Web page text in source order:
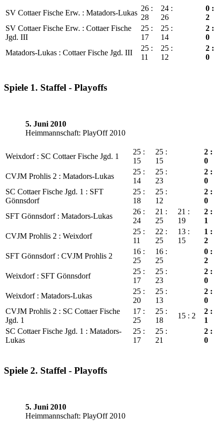
SV Cottaer Fische Erw. : Matadors-Lukas
26 :
28
24 :
26
0 :
2
SV Cottaer Fische Erw. : Cottaer Fische
Jgd. III
25 :
17
25 :
14
2 :
0
Matadors-Lukas : Cottaer Fische Jgd. III
25 :
11
25 :
12
2 :
0
Spiele 1. Staffel - Playoffs
5. Juni 2010
Heimmannschaft: PlayOff 2010
Weixdorf : SC Cottaer Fische Jgd. 1
25 :
15
25 :
15
2 :
0
CVJM Prohlis 2 : Matadors-Lukas
25 :
14
25 :
23
2 :
0
SC Cottaer Fische Jgd. 1 : SFT
Gönnsdorf
25 :
18
25 :
12
2 :
0
SFT Gönnsdorf : Matadors-Lukas
26 :
24
21 :
25
21 :
19
2 :
1
CVJM Prohlis 2 : Weixdorf
25 :
11
22 :
25
13 :
15
1 :
2
SFT Gönnsdorf : CVJM Prohlis 2
16 :
25
16 :
25
0 :
2
Weixdorf : SFT Gönnsdorf
25 :
17
25 :
23
2 :
0
Weixdorf : Matadors-Lukas
25 :
20
25 :
13
2 :
0
CVJM Prohlis 2 : SC Cottaer Fische
Jgd. 1
17 :
25
25 :
18
15 : 2
2 :
1
SC Cottaer Fische Jgd. 1 : Matadors-
Lukas
25 :
17
25 :
21
2 :
0
Spiele 2. Staffel - Playoffs
5. Juni 2010
Heimmannschaft: PlayOff 2010